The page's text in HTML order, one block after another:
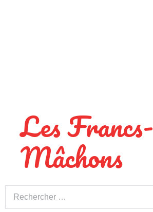
Les Francs-
Mâchons